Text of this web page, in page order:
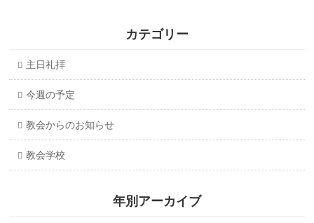
カテゴリー
主日礼拝
今週の予定
教会からのお知らせ
教会学校
年別アーカイブ